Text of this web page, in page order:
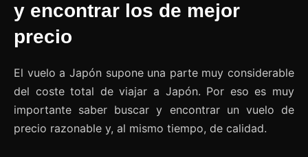
y encontrar los de mejor
precio
El vuelo a Japón supone una parte muy considerable
del coste total de viajar a Japón. Por eso es muy
importante saber buscar y encontrar un vuelo de
precio razonable y, al mismo tiempo, de calidad.